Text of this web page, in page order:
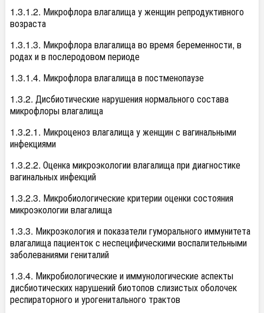
1.3.1.2. Микрофлора влагалища у женщин репродуктивного
возраста
1.3.1.3. Микрофлора влагалища во время беременности, в
родах и в послеродовом периоде
1.3.1.4. Микрофлора влагалища в постменопаузе
1.3.2. Дисбиотические нарушения нормального состава
микрофлоры влагалища
1.3.2.1. Микроценоз влагалища у женщин с вагинальными
инфекциями
1.3.2.2. Оценка микроэкологии влагалища при диагностике
вагинальных инфекций
1.3.2.3. Микробиологические критерии оценки состояния
микроэкологии влагалища
1.3.3. Микроэкология и показатели гуморального иммунитета
влагалища пациенток с неспецифическими воспалительными
заболеваниями гениталий
1.3.4. Микробиологические и иммунологические аспекты
дисбиотических нарушений биотопов слизистых оболочек
респираторного и урогенитального трактов